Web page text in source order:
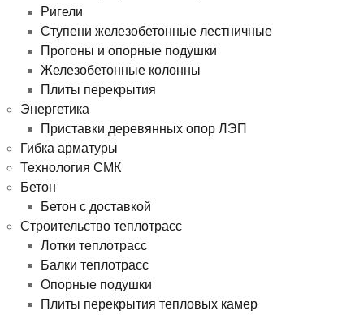
Ригели
Ступени железобетонные лестничные
Прогоны и опорные подушки
Железобетонные колонны
Плиты перекрытия
Энергетика
Приставки деревянных опор ЛЭП
Гибка арматуры
Технология СМК
Бетон
Бетон с доставкой
Строительство теплотрасс
Лотки теплотрасс
Балки теплотрасс
Опорные подушки
Плиты перекрытия тепловых камер